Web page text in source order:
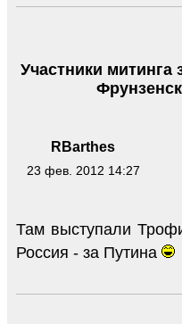
RBarthes
23 фев. 2012 14:27
Участники митинга
Там выступали
Россия - за Путина